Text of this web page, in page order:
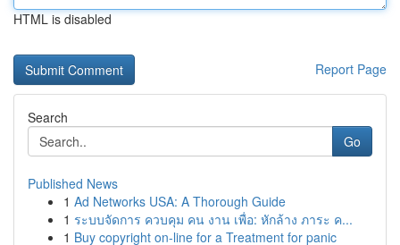
HTML is disabled
Report Page
Search
Go
Published News
1 Ad Networks USA: A Thorough Guide
1 ระบบจัดการ ควบคุม คน งาน เพื่อ: หักล้าง ภาระ ค...
1 Buy copyright on-line for a Treatment for panic